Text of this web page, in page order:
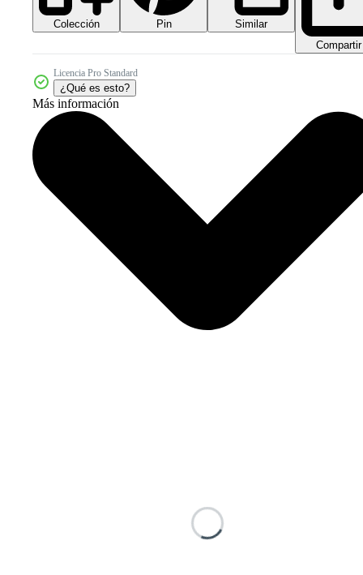
Colección Pin
Similar
Compartir
Licencia Pro Standard
¿Qué es esto?
Más información